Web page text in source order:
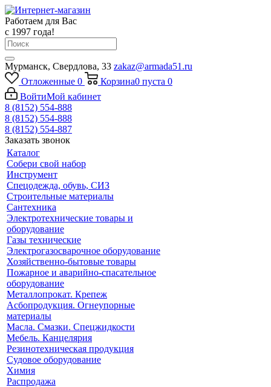
Работаем для Вас
с 1997 года!
Мурманск, Свердлова, 33 zakaz@armada51.ru
Отложенные 0 Корзина0 пуста 0
ВойтиМой кабинет
8 (8152) 554-888
8 (8152) 554-888
8 (8152) 554-887
Заказать звонок
Каталог
Собери свой набор
Инструмент
Спецодежда, обувь, СИЗ
Строительные материалы
Сантехника
Электротехнические товары и
оборудование
Газы технические
Электрогазосварочное оборудование
Хозяйственно-бытовые товары
Пожарное и аварийно-спасательное
оборудование
Металлопрокат. Крепеж
Асбопродукция. Огнеупорные
материалы
Масла. Смазки. Спецжидкости
Мебель. Канцелярия
Резинотехническая продукция
Судовое оборудование
Химия
Распродажа